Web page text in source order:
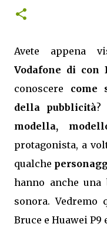
Avete appena
Vodafone di con
conoscere come
della pubblicità?
modella,
protagonista, a
qualche
hanno anche una
sonora. Vedremo
Bruce e Huawei P9